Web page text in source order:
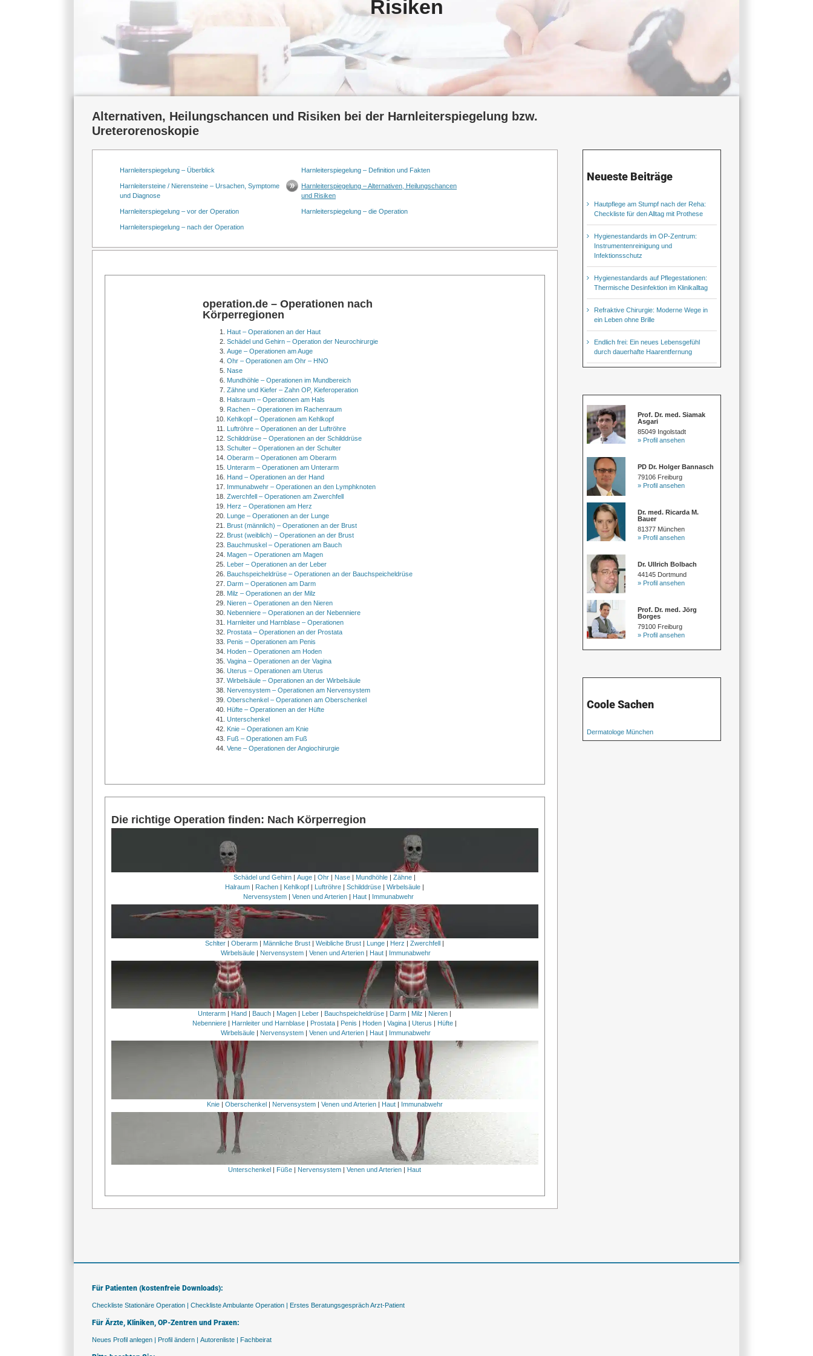
Risiken
Alternativen, Heilungschancen und Risiken bei der Harnleiterspiegelung bzw.
Ureterorenoskopie
Harnleiterspiegelung – Überblick Harnleiterspiegelung – Definition und Fakten
Harnleitersteine / Nierensteine – Ursachen, Symptome
und Diagnose
Harnleiterspiegelung – Alternativen, Heilungschancen
und Risiken
Harnleiterspiegelung – vor der Operation Harnleiterspiegelung – die Operation
Harnleiterspiegelung – nach der Operation
operation.de – Operationen nach
Körperregionen
Haut – Operationen an der Haut
Schädel und Gehirn – Operation der Neurochirurgie
Auge – Operationen am Auge
Ohr – Operationen am Ohr – HNO
Nase
Mundhöhle – Operationen im Mundbereich
Zähne und Kiefer – Zahn OP, Kieferoperation
Halsraum – Operationen am Hals
Rachen – Operationen im Rachenraum
Kehlkopf – Operationen am Kehlkopf
Luftröhre – Operationen an der Luftröhre
Schilddrüse – Operationen an der Schilddrüse
Schulter – Operationen an der Schulter
Oberarm – Operationen am Oberarm
Unterarm – Operationen am Unterarm
Hand – Operationen an der Hand
Immunabwehr – Operationen an den Lymphknoten
Zwerchfell – Operationen am Zwerchfell
Herz – Operationen am Herz
Lunge – Operationen an der Lunge
Brust (männlich) – Operationen an der Brust
Brust (weiblich) – Operationen an der Brust
Bauchmuskel – Operationen am Bauch
Magen – Operationen am Magen
Leber – Operationen an der Leber
Bauchspeicheldrüse – Operationen an der Bauchspeicheldrüse
Darm – Operationen am Darm
Milz – Operationen an der Milz
Nieren – Operationen an den Nieren
Nebenniere – Operationen an der Nebenniere
Harnleiter und Harnblase – Operationen
Prostata – Operationen an der Prostata
Penis – Operationen am Penis
Hoden – Operationen am Hoden
Vagina – Operationen an der Vagina
Uterus – Operationen am Uterus
Wirbelsäule – Operationen an der Wirbelsäule
Nervensystem – Operationen am Nervensystem
Oberschenkel – Operationen am Oberschenkel
Hüfte – Operationen an der Hüfte
Unterschenkel
Knie – Operationen am Knie
Fuß – Operationen am Fuß
Vene – Operationen der Angiochirurgie
Die richtige Operation finden: Nach Körperregion
Schädel und Gehirn |Auge |Ohr Nase Mundhöhle |Zähne
Halraum
Rachen Kehlkopf Luftröhre |Schilddrüse |Wirbelsäule
Nervensystem| Venen und Arterien| Haut| Immunabwehr
Schlter |Oberarm | Männliche Brust |Weibliche Brust | Lunge | Herz |Zwerchfell |
Wirbelsäule| Nervensystem| Venen und Arterien| Haut| Immunabwehr
Unterarm | Hand | Bauch | Magen | Leber | Bauchspeicheldrüse | Darm | Milz | Nieren |
Nebenniere | Harnleiter und Harnblase | Prostata | Penis | Hoden |Vagina |Uterus | Hüfte |
Wirbelsäule| Nervensystem| Venen und Arterien| Haut| Immunabwehr
Knie| Oberschenkel| Nervensystem| Venen und Arterien| Haut| Immunabwehr
Unterschenkel Füße Nervensystem |Venen und Arterien Haut
Neueste Beiträge
Hautpflege am Stumpf nach der Reha:
Checkliste für den Alltag mit Prothese
Hygienestandards im OP-Zentrum:
Instrumentenreinigung und
Infektionsschutz
Hygienestandards auf Pflegestationen:
Thermische Desinfektion im Klinikalltag
Refraktive Chirurgie: Moderne Wege in
ein Leben ohne Brille
Endlich frei: Ein neues Lebensgefühl
durch dauerhafte Haarentfernung
Prof. Dr. med. Siamak
Asgari
85049 Ingolstadt
» Profil ansehen
PD Dr. Holger Bannasch
79106 Freiburg
» Profil ansehen
Dr. med. Ricarda M.
Bauer
81377 München
» Profil ansehen
Dr. Ullrich Bolbach
44145 Dortmund
» Profil ansehen
Prof. Dr. med. Jörg
Borges
79100 Freiburg
» Profil ansehen
Coole Sachen
Dermatologe München
Für Patienten (kostenfreie Downloads):
Checkliste Stationäre Operation | Checkliste Ambulante Operation | Erstes Beratungsgespräch Arzt-Patient
Für Ärzte, Kliniken, OP-Zentren und Praxen:
Neues Profil anlegen | Profil ändern | Autorenliste | Fachbeirat